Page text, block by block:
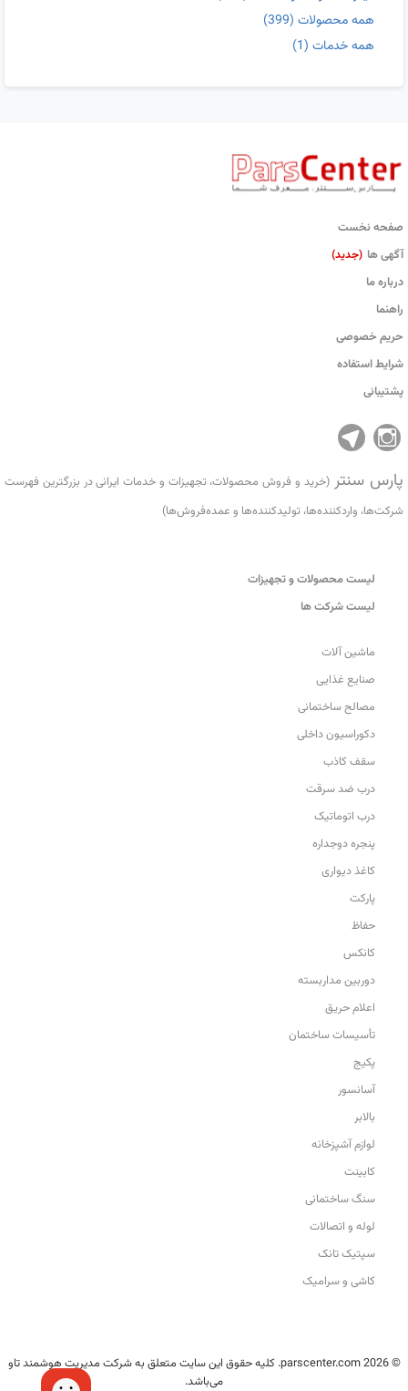
همه محصولات (399)
همه خدمات (1)
صفحه نخست
آگهی ها (جدید)
درباره ما
راهنما
حریم خصوصی
شرایط استفاده
پشتیبانی
پارس سنتر(خرید و فروش محصولات، تجهیزات و خدمات ایرانی در بزرگترین فهرست
شرکت‌ها، واردکننده‌ها، تولید‌کننده‌ها و عمده‌فروش‌ها)
لیست محصولات و تجهیزات
لیست شرکت ها
ماشین آلات
صنایع غذایی
مصالح ساختمانی
دکوراسیون داخلی
سقف کاذب
درب ضد سرقت
درب اتوماتیک
پنجره دوجداره
کاغذ دیواری
پارکت
حفاظ
کانکس
دوربین مداربسته
اعلام حریق
تأسیسات ساختمان
پکیج
آسانسور
بالابر
لوازم آشپزخانه
کابینت
سنگ ساختمانی
لوله و اتصالات
سپتیک تانک
کاشی و سرامیک
© 2026 parscenter.com. کلیه حقوق این سایت متعلق به شرکت مدیریت هوشمند تاو
می‌باشد.